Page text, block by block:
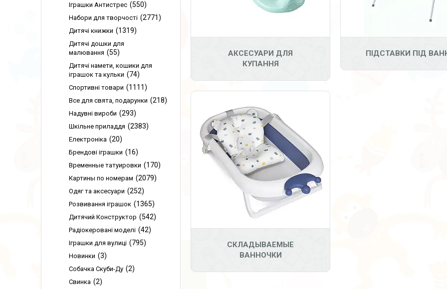
АКСЕСУАРИ ДЛЯ
КУПАННЯ
ПІДСТАВКИ ПІД
12
СКЛАДЫВАЕМЫЕ
ВАННОЧКИ
Іграшки Антистрес 550
Набори для творчості 2771
Дитячі книжки 1319
Дитячі дошки для
малювання
55
Дитячі намети, кошики для
іграшок та кульки
74
Спортивні товари 1111
Все для свята, подарунки 218
Надувні вироби 293
Шкільне приладдя 2383
Електроніка 20
Брендові іграшки 16
Временные татуировки 170
Картины по номерам 2079
Одяг та аксесуари 252
Розвивання іграшок 1365
Дитячий Конструктор 542
Радіокеровані моделі 42
Іграшки для вулиці 795
Новинки 3
Собачка Скуби-Ду 2
Свинка 2